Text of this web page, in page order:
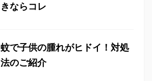
きならコレ
蚊で子供の腫れがヒドイ！対処
法のご紹介